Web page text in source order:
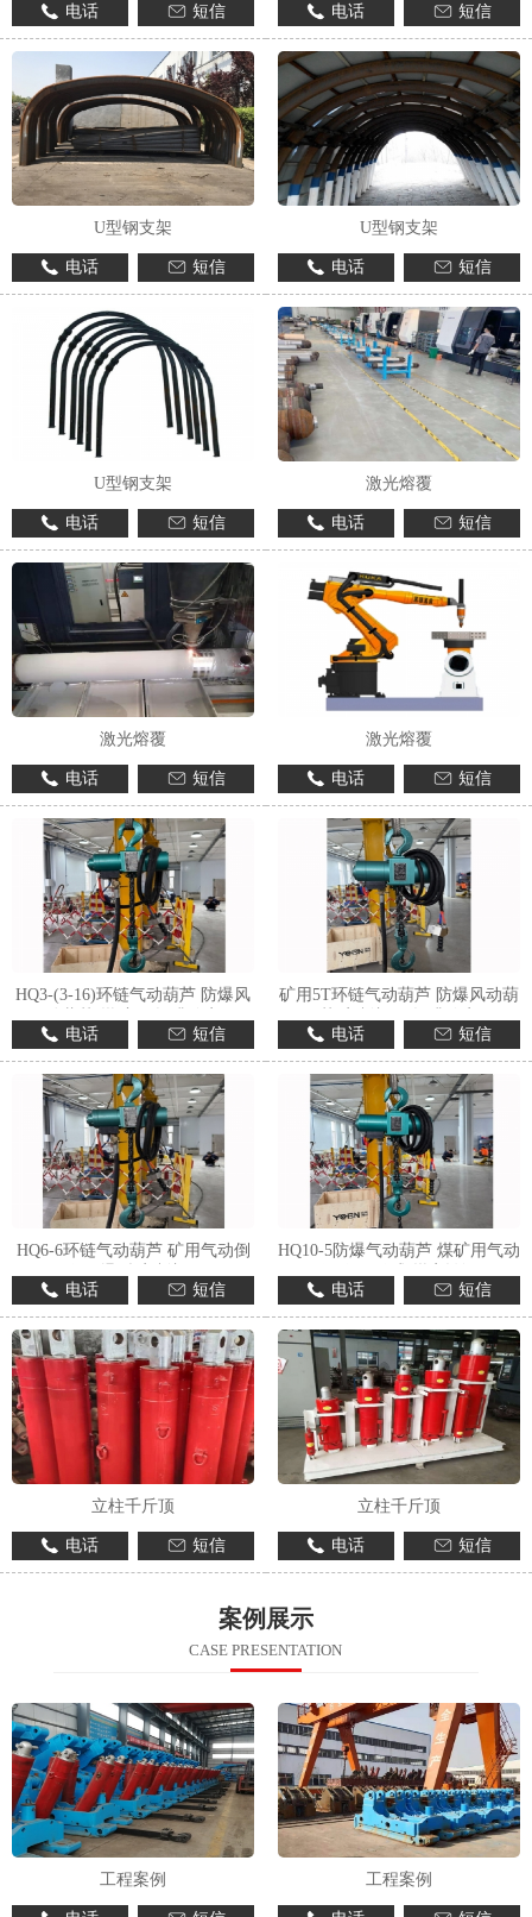
电话
短信 电话 短信
U型钢支架
电话 短信
U型钢支架
电话 短信
U型钢支架
电话 短信
激光熔覆
电话 短信
激光熔覆
电话 短信
激光熔覆
电话 短信
HQ3-(3-16)环链气动葫芦 防爆风
电话
短信
矿用5T环链气动葫芦 防爆风动葫
电话
短信
HQ6-6环链气动葫芦 矿用气动倒
电话
短信
HQ10-5防爆气动葫芦 煤矿用气动
电话
短信
立柱千斤顶
电话 短信
立柱千斤顶
电话 短信
案例展示
CASE PRESENTATION
工程案例 工程案例